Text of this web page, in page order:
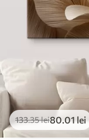
133.35lei80.01lei